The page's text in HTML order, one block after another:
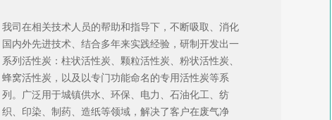
我司在相关技术人员的帮助和指导下，不断吸取、消化
国内外先进技术、结合多年来实践经验，研制开发出一
系列活性炭：柱状活性炭、颗粒活性炭、粉状活性炭、
蜂窝活性炭，以及以专门功能命名的专用活性炭等系
列。广泛用于城镇供水、环保、电力、石油化工、纺
织、印染、制药、造纸等领域，解决了客户在废气净